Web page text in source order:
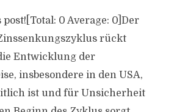
0 Average: 0]Der
rückt
Entwicklung der
insbesondere in den USA,
ist und für Unsicherheit